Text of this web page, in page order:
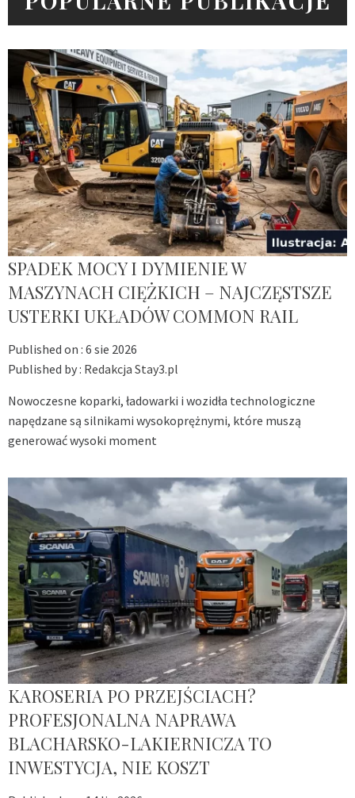
SPADEK MOCY I DYMIENIE W
MASZYNACH CIĘŻKICH – NAJCZĘSTSZE
USTERKI UKŁADÓW COMMON RAIL
Published on : 6 sie 2026
Published by : Redakcja Stay3.pl
Nowoczesne koparki, ładowarki i wozidła technologiczne
napędzane są silnikami wysokoprężnymi, które muszą
generować wysoki moment
KAROSERIA PO PRZEJŚCIACH?
PROFESJONALNA NAPRAWA
BLACHARSKO-LAKIERNICZA TO
INWESTYCJA, NIE KOSZT